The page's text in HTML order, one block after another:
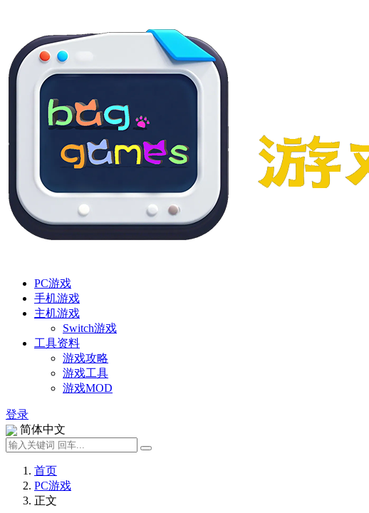
PC游戏
手机游戏
主机游戏
Switch游戏
工具资料
游戏攻略
游戏工具
游戏MOD
登录
简体中文
首页
PC游戏
正文